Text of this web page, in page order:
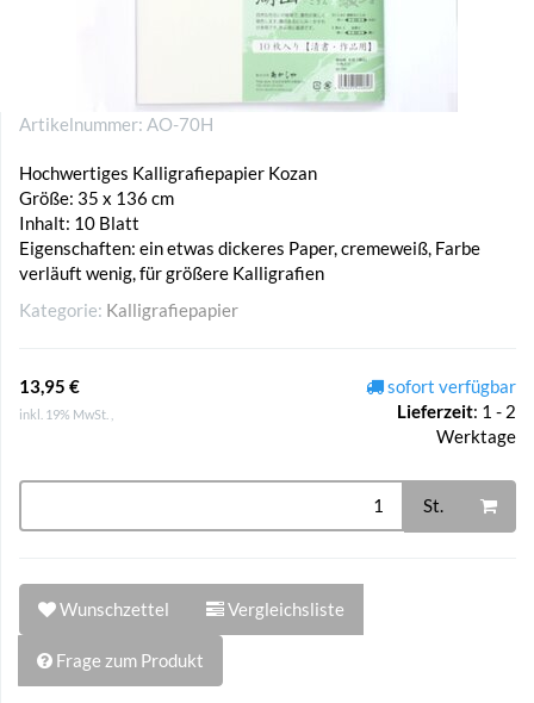
Artikelnummer: AO-70H
Hochwertiges Kalligrafiepapier Kozan
Größe: 35 x 136 cm
Inhalt: 10 Blatt
Eigenschaften: ein etwas dickeres Paper, cremeweiß, Farbe
verläuft wenig, für größere Kalligrafien
Kategorie: Kalligrafiepapier
13,95 €
inkl. 19% MwSt. ,
sofort verfügbar
Lieferzeit: 1 - 2
Werktage
St.
Wunschzettel Vergleichsliste
Frage zum Produkt